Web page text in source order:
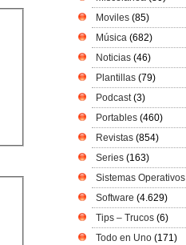
Moviles (85)
Música (682)
Noticias (46)
Plantillas (79)
Podcast(3)
Portables (460)
Revistas (854)
Series (163)
Sistemas Operativos
Software (4.629)
Tips – Trucos (6)
Todo en Uno (171)